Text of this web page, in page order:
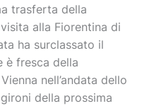
trasferta della
alla Fiorentina di
ha surclassato il
è fresca della
nell’andata dello
della prossima